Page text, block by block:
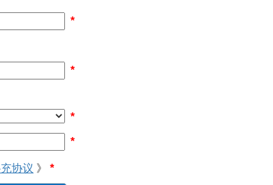
*
*
*
*
协议 》 *